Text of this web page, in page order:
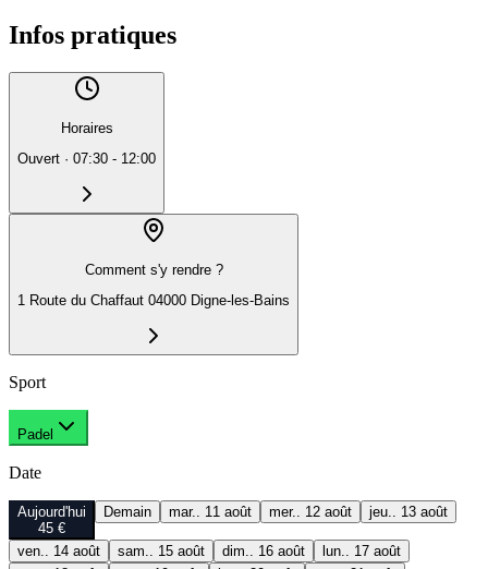
Infos pratiques
Horaires
Ouvert · 07:30 - 12:00
Comment s'y rendre ?
1 Route du Chaffaut 04000 Digne-les-Bains
Sport
Padel
Date
Aujourd'hui
45 €
Demain mar.. 11 août mer.. 12 août jeu.. 13 août
ven.. 14 août sam.. 15 août dim.. 16 août
lun.. 17 août